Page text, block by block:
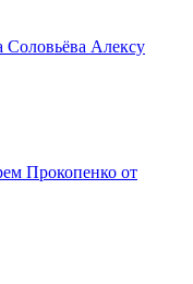
Алексу
Прокопенко от